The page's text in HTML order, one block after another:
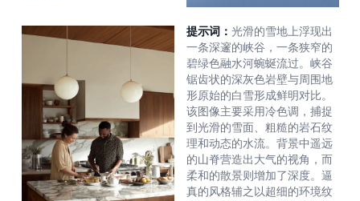
提示词： 光滑的雪地上浮现出
一条深邃的峡谷，一条狭窄的
碧绿色融水河蜿蜒流过。峡谷
锯齿状的深灰色岩壁与周围地
形原始的白雪形成鲜明对比。
该图像主要采用冷色调，捕捉
到光滑的雪面、粗糙的岩石纹
理和动态的水流。背景中遥远
的山脊营造出大气的视角，而
柔和的散景则增加了深度。逼
真的风格辅之以超细的环境纹